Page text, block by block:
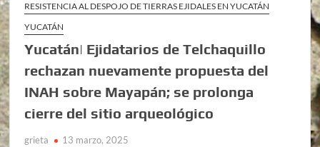
RESISTENCIA AL DESPOJO DE TIERRAS EJIDALES EN YUCATÁN
YUCATÁN
Yucatán| Ejidatarios de Telchaquillo
rechazan nuevamente propuesta del
INAH sobre Mayapán; se prolonga
cierre del sitio arqueológico
grieta 13 marzo, 2025